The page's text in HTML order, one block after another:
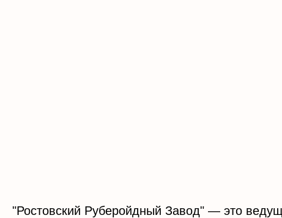
"Ростовский Руберойдный Завод" — это